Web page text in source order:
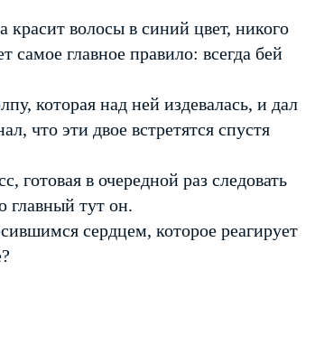
волосы в синий цвет, никого
самое главное правило: всегда бей
которая над ней издевалась, и дал
что эти двое встретятся спустя
в очередной раз следовать
главный тут он.
сердцем, которое реагирует